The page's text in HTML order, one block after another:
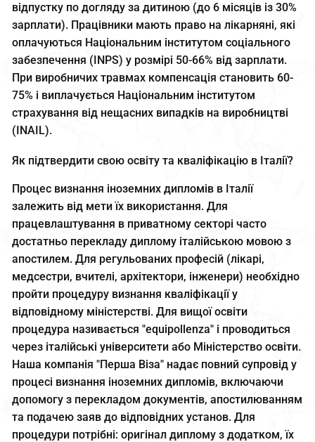
відпустку по догляду за дитиною (до 6 місяців із 30%
зарплати). Працівники мають право на лікарняні, які
оплачуються Національним інститутом соціального
забезпечення (INPS) у розмірі 50-66% від зарплати.
При виробничих травмах компенсація становить 60-
75% і виплачується Національним інститутом
страхування від нещасних випадків на виробництві
(INAIL).
Як підтвердити свою освіту та кваліфікацію в Італії?
Процес визнання іноземних дипломів в Італії
залежить від мети їх використання. Для
працевлаштування в приватному секторі часто
достатньо перекладу диплому італійською мовою з
апостилем. Для регульованих професій (лікарі,
медсестри, вчителі, архітектори, інженери) необхідно
пройти процедуру визнання кваліфікації у
відповідному міністерстві. Для вищої освіти
процедура називається "equipollenza" і проводиться
через італійські університети або Міністерство освіти.
Наша компанія "Перша Віза" надає повний супровід у
процесі визнання іноземних дипломів, включаючи
допомогу з перекладом документів, апостилюванням
та подачею заяв до відповідних установ. Для
процедури потрібні: оригінал диплому з додатком, їх